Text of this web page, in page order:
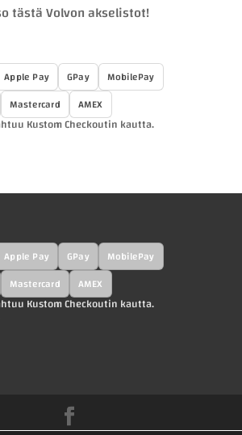
tästä Volvon akselistot!
Apple Pay GPay
MobilePay
Mastercard AMEX
Kustom Checkoutin kautta.
Apple Pay GPay
MobilePay
Mastercard AMEX
Kustom Checkoutin kautta.